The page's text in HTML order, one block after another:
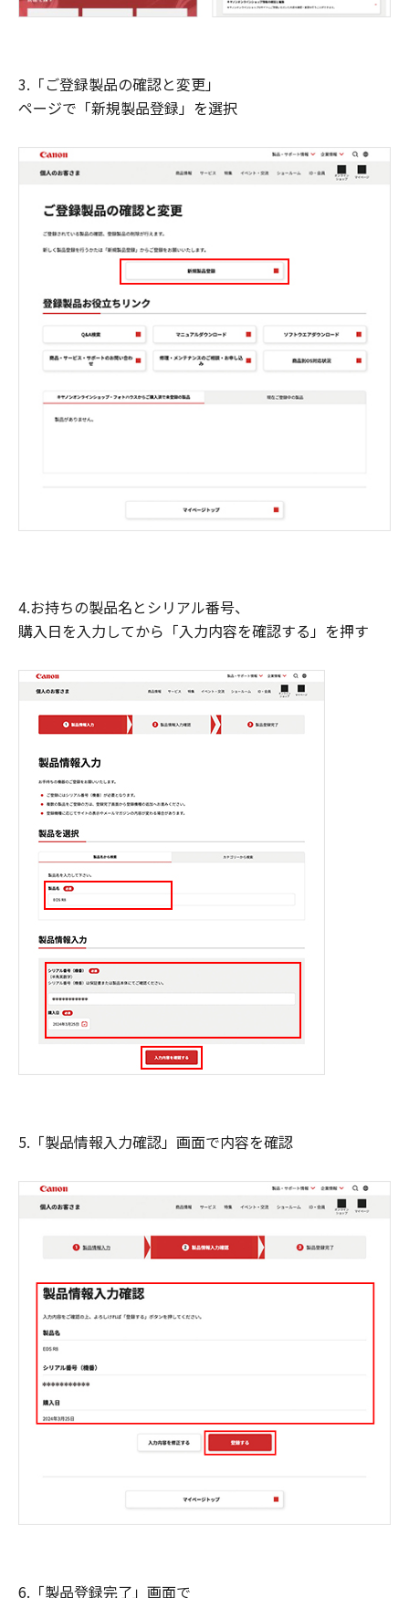
3.「ご登録製品の確認と変更」
ページで「新規製品登録」を選択
4.お持ちの製品名とシリアル番号、
購入日を入力してから「入力内容を確認する」を押す
5.「製品情報入力確認」画面で内容を確認
6.「製品登録完了」画面で